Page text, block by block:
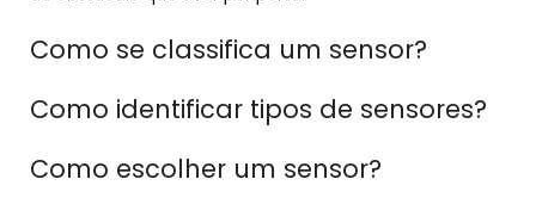
Como se classifica um sensor?
Como identificar tipos de sensores?
Como escolher um sensor?